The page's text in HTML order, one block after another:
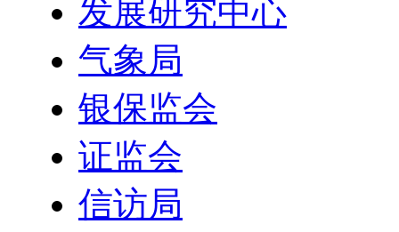
发展研究中心
气象局
银保监会
证监会
信访局